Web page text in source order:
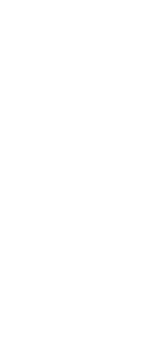
posible con
la
de
aplicar